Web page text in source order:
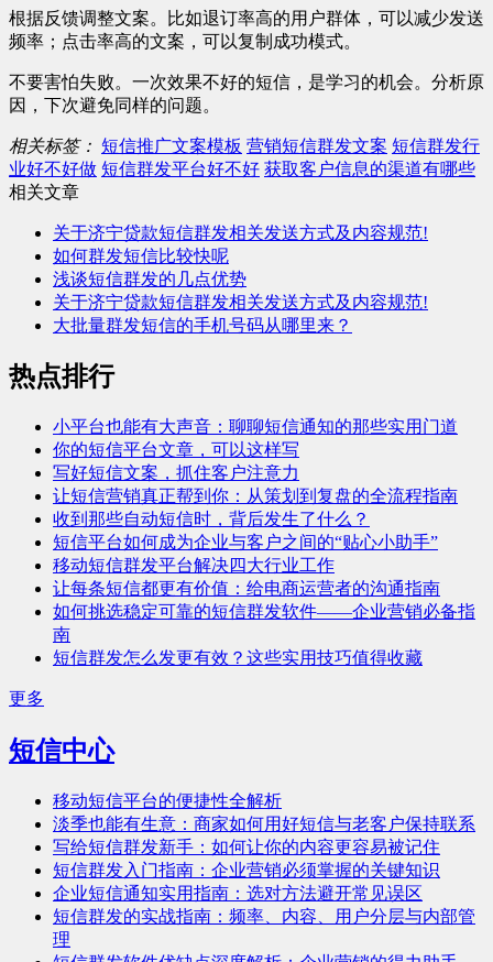
根据反馈调整文案。比如退订率高的用户群体，可以减少发送
频率；点击率高的文案，可以复制成功模式。
不要害怕失败。一次效果不好的短信，是学习的机会。分析原
因，下次避免同样的问题。
相关标签： 短信推广文案模板 营销短信群发文案 短信群发行
业好不好做 短信群发平台好不好 获取客户信息的渠道有哪些
相关文章
关于济宁贷款短信群发相关发送方式及内容规范!
如何群发短信比较快呢
浅谈短信群发的几点优势
关于济宁贷款短信群发相关发送方式及内容规范!
大批量群发短信的手机号码从哪里来？
热点排行
小平台也能有大声音：聊聊短信通知的那些实用门道
你的短信平台文章，可以这样写
写好短信文案，抓住客户注意力
让短信营销真正帮到你：从策划到复盘的全流程指南
收到那些自动短信时，背后发生了什么？
短信平台如何成为企业与客户之间的“贴心小助手”
移动短信群发平台解决四大行业工作
让每条短信都更有价值：给电商运营者的沟通指南
如何挑选稳定可靠的短信群发软件——企业营销必备指
南
短信群发怎么发更有效？这些实用技巧值得收藏
更多
短信中心
移动短信平台的便捷性全解析
淡季也能有生意：商家如何用好短信与老客户保持联系
写给短信群发新手：如何让你的内容更容易被记住
短信群发入门指南：企业营销必须掌握的关键知识
企业短信通知实用指南：选对方法避开常见误区
短信群发的实战指南：频率、内容、用户分层与内部管
理